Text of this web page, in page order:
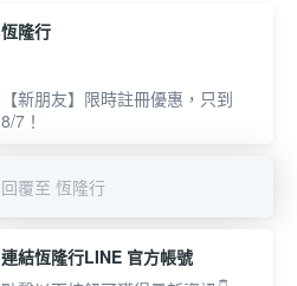
恆隆行
【新朋友】限時註冊優惠，只到
8/7！
回覆至 恆隆行
連結恆隆行LINE 官方帳號